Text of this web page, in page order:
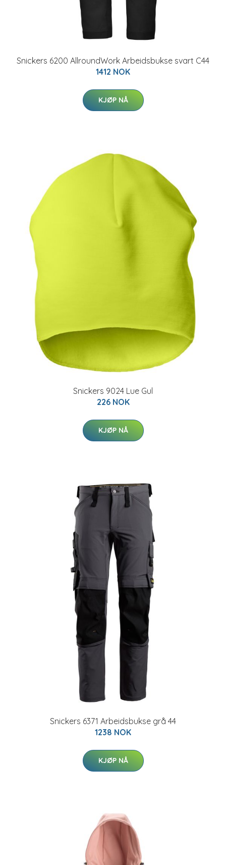
Snickers 6200 AllroundWork Arbeidsbukse svart C44
1412 NOK
KJØP NÅ
Snickers 9024 Lue Gul
226 NOK
KJØP NÅ
Snickers 6371 Arbeidsbukse grå 44
1238 NOK
KJØP NÅ